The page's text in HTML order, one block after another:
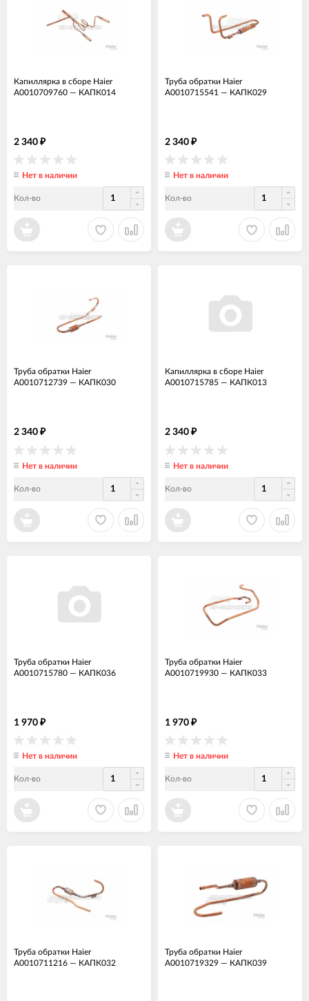
Капиллярка в сборе Haier
A0010709760 — КАПК014
2 340 ₽
Нет в наличии
Кол-во
Труба обратки Haier
A0010715541 — КАПК029
2 340 ₽
Нет в наличии
Кол-во
Труба обратки Haier
A0010712739 — КАПК030
2 340 ₽
Нет в наличии
Кол-во
Капиллярка в сборе Haier
A0010715785 — КАПК013
2 340 ₽
Нет в наличии
Кол-во
Труба обратки Haier
A0010715780 — КАПК036
1 970 ₽
Нет в наличии
Кол-во
Труба обратки Haier
A0010719930 — КАПК033
1 970 ₽
Нет в наличии
Кол-во
Труба обратки Haier
A0010711216 — КАПК032
Труба обратки Haier
A0010719329 — КАПК039